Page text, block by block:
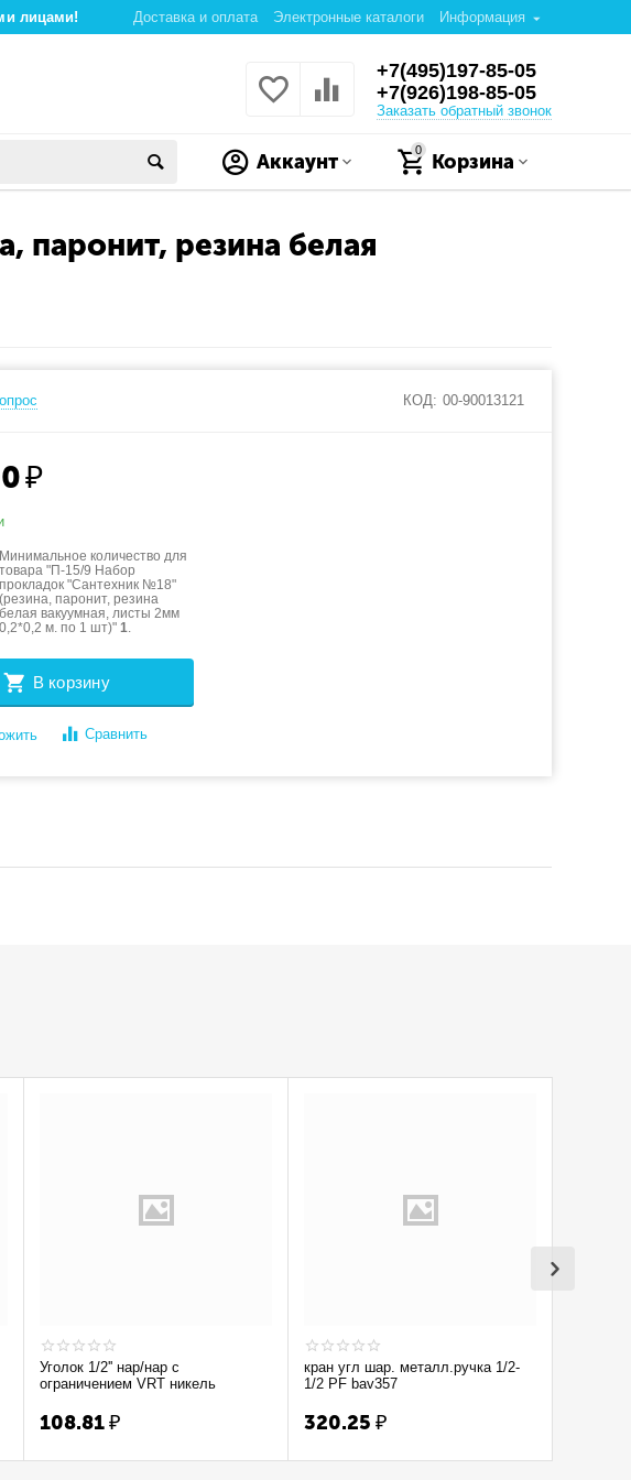
Доставка и оплата Электронные каталоги Информация
лицами!
+7(495)197-85-05
+7(926)198-85-05
Заказать обратный звонок
0
Корзина
Аккаунт
паронит, резина белая
КОД: 00-90013121
₽
Минимальное количество для
товара "П-15/9 Набор
прокладок "Сантехник №18"
(резина, паронит, резина
белая вакуумная, листы 2мм
0,2*0,2 м. по 1 шт)"1.
В корзину
Сравнить
Уголок 1/2'' нар/нар с
ограничением VRT никель
108.81₽
кран угл шар. металл.ручка 1/2-
1/2 PF bav357
320.25 ₽